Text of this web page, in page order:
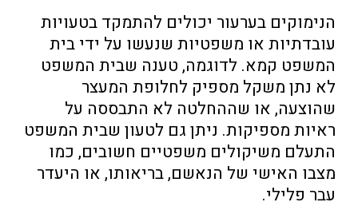
הנימוקים בערעור יכולים להתמקד בטעויות
עובדתיות או משפטיות שנעשו על ידי בית
המשפט קמא. לדוגמה, טענה שבית המשפט
לא נתן משקל מספיק לחלופת המעצר
שהוצעה, או שההחלטה לא התבססה על
ראיות מספיקות. ניתן גם לטעון שבית המשפט
התעלם משיקולים משפטיים חשובים, כמו
מצבו האישי של הנאשם, בריאותו, או היעדר
עבר פלילי.